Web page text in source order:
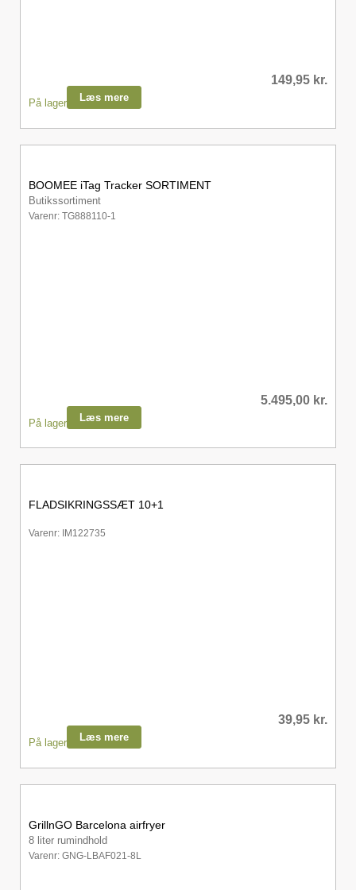
149,95 kr.
På lager Læs mere
BOOMEE iTag Tracker SORTIMENT
Butikssortiment
Varenr: TG888110-1
5.495,00 kr.
På lager Læs mere
FLADSIKRINGSSÆT 10+1
Varenr: IM122735
39,95 kr.
På lager Læs mere
GrillnGO Barcelona airfryer
8 liter rumindhold
Varenr: GNG-LBAF021-8L